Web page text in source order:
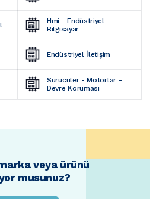
Hmi - Endüstriyel
Bilgisayar
Endüstriyel İletişim
Sürücüler - Motorlar -
Devre Koruması
marka veya ürünü
musunuz?